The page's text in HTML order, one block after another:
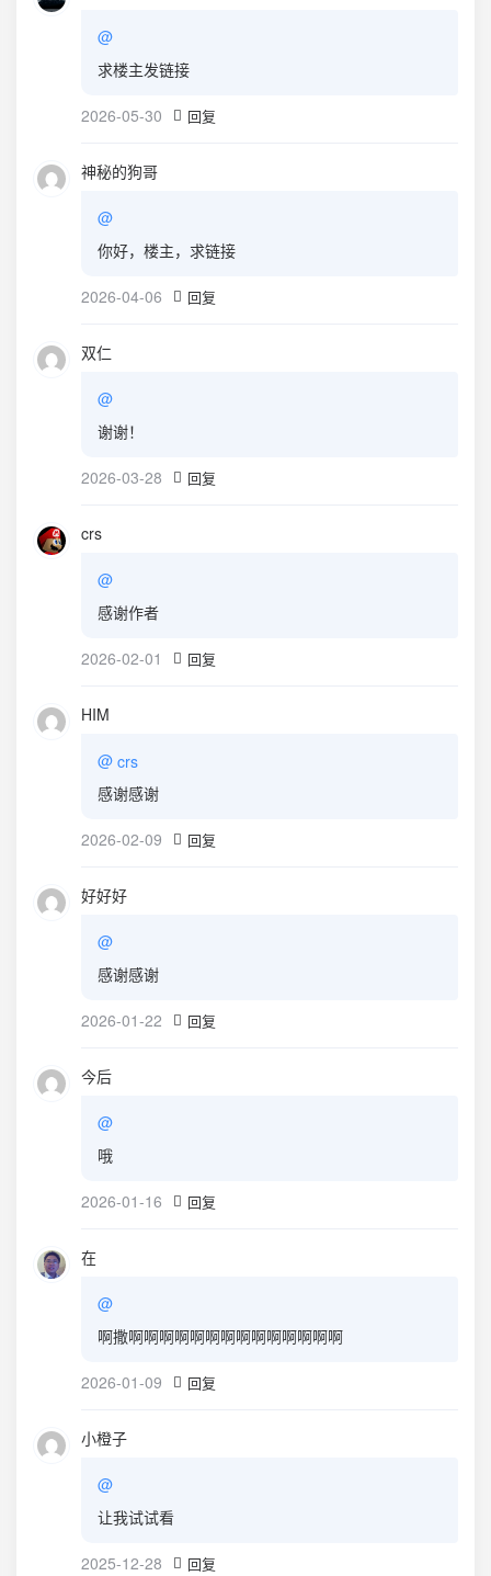
@
求楼主发链接
2026-05-30 回复
神秘的狗哥
@
你好，楼主，求链接
2026-04-06 回复
双仁
@
谢谢！
2026-03-28 回复
crs
@
感谢作者
2026-02-01 回复
HIM
@ crs
感谢感谢
2026-02-09 回复
好好好
@
感谢感谢
2026-01-22 回复
今后
@
哦
2026-01-16 回复
在
@
啊撒啊啊啊啊啊啊啊啊啊啊啊啊啊啊
2026-01-09 回复
小橙子
@
让我试试看
2025-12-28 回复